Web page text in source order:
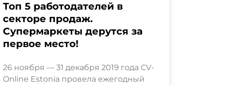
Топ 5 работодателей в
секторе продаж.
Супермаркеты дерутся за
первое место!
26 ноября — 31 декабря 2019 года CV-
Online Estonia провела ежегодный